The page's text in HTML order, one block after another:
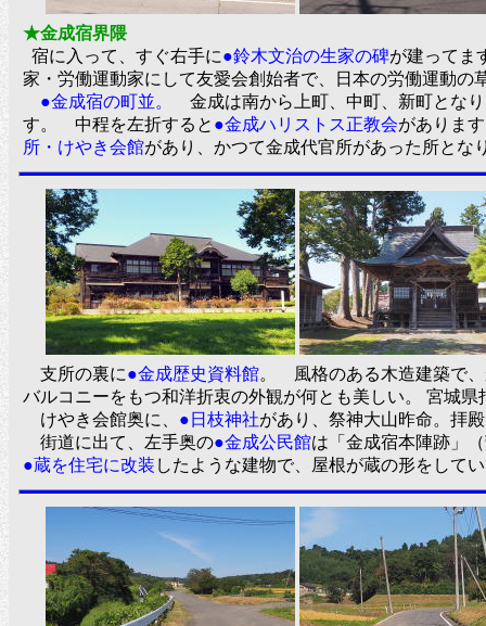
★金成宿界隈
宿に入って、すぐ右手に●鈴木文治の生家の碑が建ってま
家・労働運動家にして友愛会創始者で、日本の労働運動の
●金成宿の町並。
金成は南から上町、中町、新町とな
す。 中程を左折すると ●金成ハリストス正教会がありま
所・けやき会館があり、かつて金成代官所があった所
支所の裏に●金成歴史資料館。 風格のある木造建築で、
バルコニーをもつ和洋折衷の外観が何とも美しい。 宮城県
けやき会館奥に、 ●日枝神社があり、祭神大山昨命。拝
街道に出て、左手奥の●金成公民館は「金成宿本陣跡」
●蔵を住宅に改装 したような建物で、屋根が蔵の形をし